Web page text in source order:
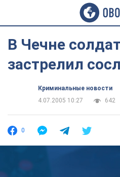
В Чечне
застрелил
Криминальные новости
4.07.2005 10:27
642
0